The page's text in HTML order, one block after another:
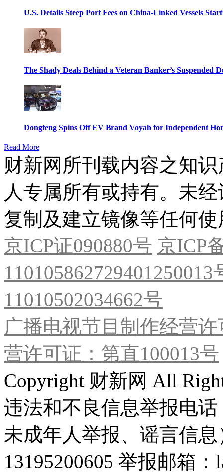
U.S. Details Steep Port Fees on China-Linked Vessels
The Shady Deals Behind a Veteran Banker’s Suspended
Dongfeng Spins Off EV Brand Voyah for Independent
Read More
财新网所刊载内容之知
人专属所有或持有。未
复制及建立镜像等任何使
京ICP证090880号 京ICP
11010502034662号
广播电视节目制作经营
营许可证：第直100013号
Copyright 财新网 All
违法和不良信息举报电
未成年人举报、谣言信
13195200605 举报邮箱